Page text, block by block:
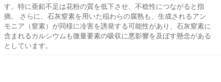
す。特に亜鉛不足は花粉の質を低下させ、不稔性につながると指
摘。 さらに、石灰窒素を用いた稲わらの腐熟も、生成されるアン
モニア（窒素）が同様に冷害を誘発する可能性があり、石灰窒素に
含まれるカルシウムも微量要素の吸収に悪影響を及ぼす懸念がある
としています。